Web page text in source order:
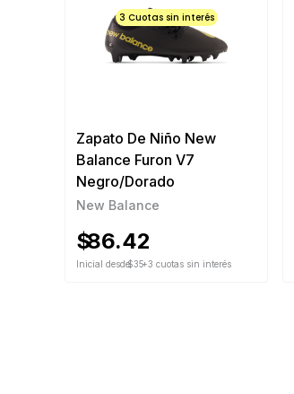
3 Cuotas sin interés
Zapato De Niño New
Balance Furon V7
Negro/Dorado
New Balance
$86.42
Inicial desde$35+3 cuotas sin interés